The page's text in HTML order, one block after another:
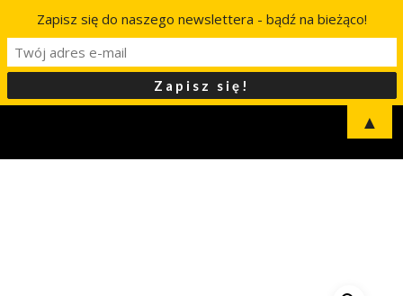
Zapisz się do naszego newslettera - bądź na bieżąco!
▲